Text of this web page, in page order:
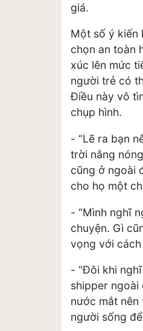
giá.
Một số ý kiến
chọn an toàn
xúc lên mức
người trẻ có
Điều này vô
chụp hình.
- “Lẽ ra bạn
trời nắng
cũng ở ngoài
cho họ một
- “Mình nghĩ
chuyện. Gì
vọng với cách
- “Đôi khi
shipper ngoài
nước mắt
người sống